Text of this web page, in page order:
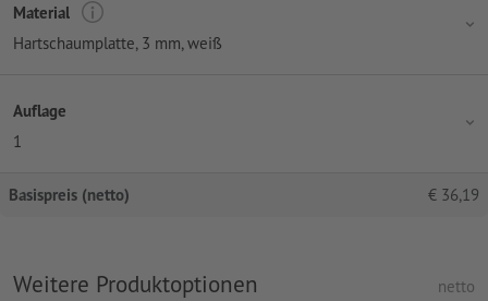
Material
Hartschaumplatte, 3 mm, weiß
Auflage
1
Basispreis (netto) € 36,19
Weitere Produktoptionen netto